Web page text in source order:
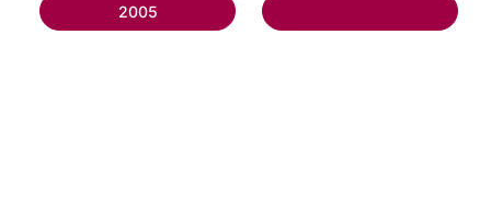
2005